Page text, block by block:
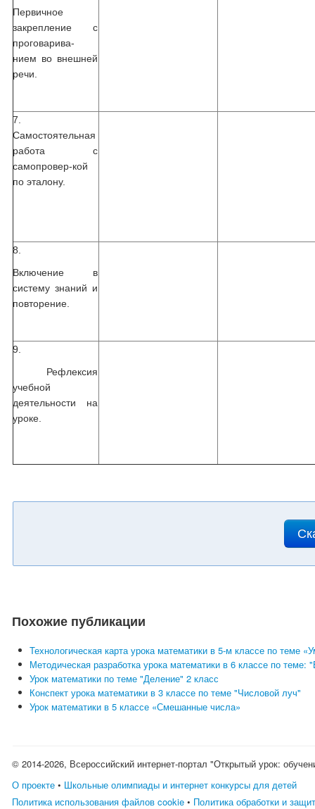
Первичное
закрепление с
проговарива-
нием во внешней
речи.
7.
Самостоятельная
работа с
самопровер-кой
по эталону.
8.
Включение в
систему знаний и
повторение.
9.
Рефлексия
учебной
деятельности на
уроке.
Похожие публикации
Технологическая карта урока математики в 5-м классе по теме
Методическая разработка урока математики в 6 классе по теме:
Урок математики по теме "Деление" 2 класс
Конспект урока математики в 3 классе по теме "Числовой луч"
Урок математики в 5 классе «Смешанные числа»
© 2014-2026, Всероссийский интернет-портал "Открытый урок:
О проекте • Школьные олимпиады и интернет конкурсы для детей
Политика использования файлов cookie • Политика обработки и